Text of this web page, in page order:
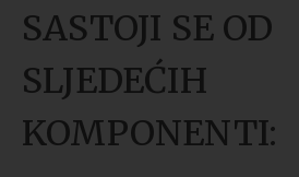
SASTOJI SE OD
SLJEDEĆIH
KOMPONENTI: